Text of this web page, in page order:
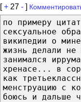
[+ 27 - ]
по примеру
сексуальное
википедии о
жизнь делали
занимался
хренасе... в
как
менструацию с
боюсь и дальше